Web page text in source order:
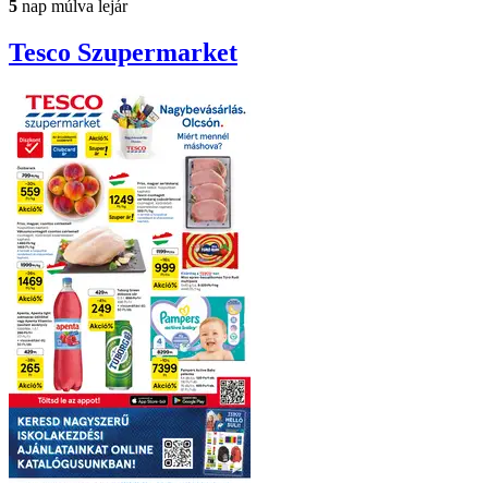
5 nap múlva lejár
Tesco Szupermarket